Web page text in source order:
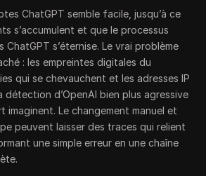
ChatGPT semble facile, jusqu’à ce
s’accumulent et que le processus
ChatGPT s’éternise. Le vrai problème
: les empreintes digitales du
qui se chevauchent et les adresses IP
détection d’OpenAI bien plus agressive
imaginent. Le changement manuel et
peuvent laisser des traces qui relient
une simple erreur en une chaîne